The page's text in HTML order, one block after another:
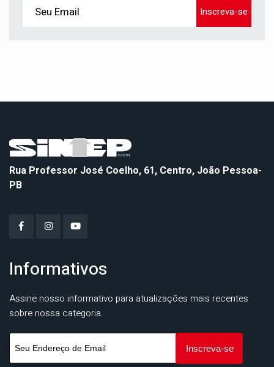
Inscreva-se
Rua Professor José Coelho, 61, Centro, João Pessoa-
PB
Informativos
Assine nosso informativo para atualizações mais recentes
sobre nossa categoria.